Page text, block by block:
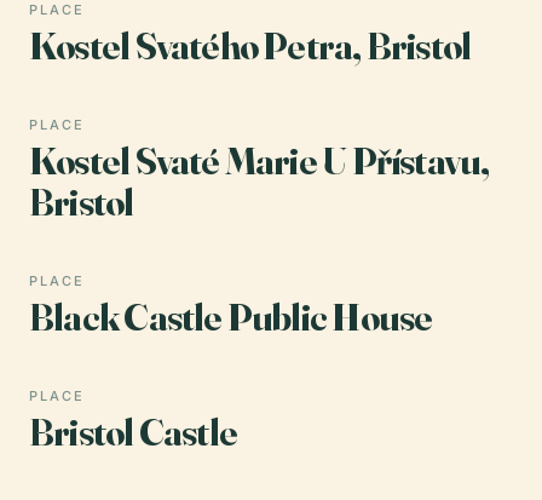
PLACE
Kostel Svatého Petra, Bristol
PLACE
Kostel Svaté Marie U Přístavu,
Bristol
PLACE
Black Castle Public House
PLACE
Bristol Castle